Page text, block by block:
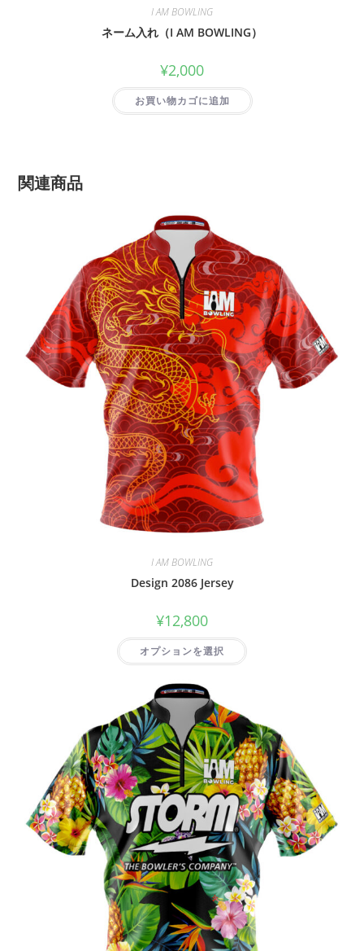
I AM BOWLING
ネーム入れ（I AM BOWLING）
¥2,000
お買い物カゴに追加
関連商品
I AM BOWLING
Design 2086 Jersey
¥12,800
オプションを選択